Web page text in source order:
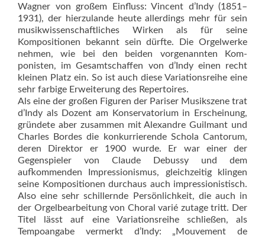
Wagner von großem Einfluss: Vincent d’Indy (1851–
1931), der hierzulande heute allerdings mehr für sein
musikwissen­schaft­liches Wirken als für seine
Kompositionen bekannt sein dürfte. Die Orgelwerke
nehmen, wie bei den beiden vorgenannten Kom­
ponisten, im Gesamtschaffen von d’Indy einen recht
kleinen Platz ein. So ist auch diese Variationsreihe eine
sehr farbige Erweiterung des Repertoires.
Als eine der großen Figuren der Pariser Musikszene trat
d’Indy als Dozent am Konservatorium in Erscheinung,
gründete aber zusammen mit Alexandre Guilmant und
Charles Bordes die konkurrierende Schola Cantorum,
deren Direktor er 1900 wurde. Er war einer der
Gegenspieler von Claude Debussy und dem
aufkommenden Impressionismus, gleichzeitig klingen
seine Kompositionen durchaus auch impressionistisch.
Also eine sehr schillernde Persönlichkeit, die auch in
der Orgelbearbeitung von Choral varié zutage tritt. Der
Titel lässt auf eine Variationsreihe schließen, als
Tempoangabe vermerkt d’Indy: „Mouvement de